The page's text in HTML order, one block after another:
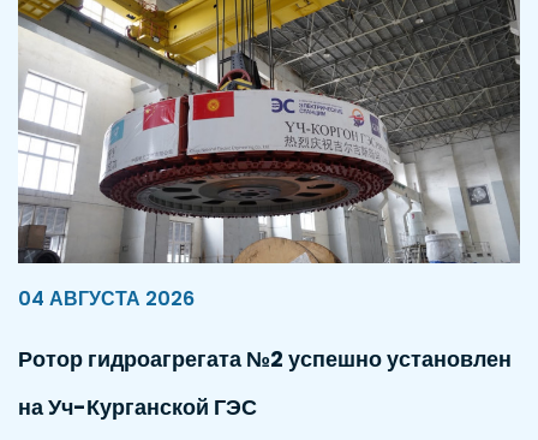
04 АВГУСТА 2026
Ротор гидроагрегата №2 успешно установлен
на Уч-Курганской ГЭС